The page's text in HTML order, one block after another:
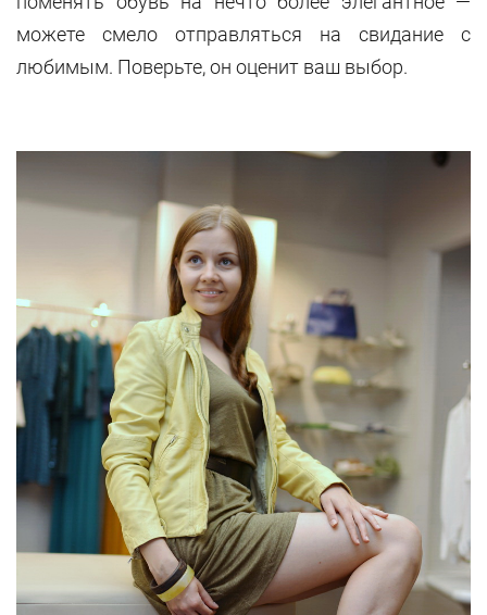
можете смело отправляться на свидание с
любимым. Поверьте, он оценит ваш выбор.